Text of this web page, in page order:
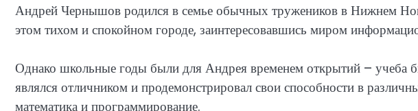
Андрей Чернышов родился в семье обычных тружеников в Нижнем
этом тихом и спокойном городе, заинтересовавшись миром
Однако школьные годы были для Андрея временем открытий – учеба
являлся отличником и продемонстрировал свои способности в
математика и программирование.